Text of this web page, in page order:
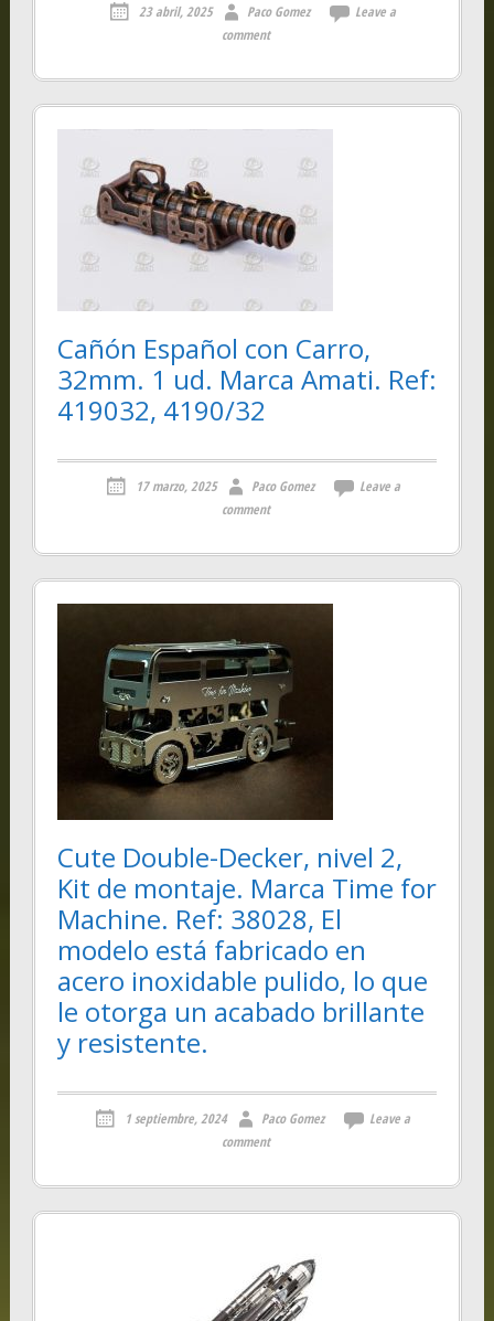
23 abril, 2025 Paco Gomez
Leave a
comment
Cañón Español con Carro,
32mm. 1 ud. Marca Amati. Ref:
419032, 4190/32
17 marzo, 2025 Paco Gomez
Leave a
comment
Cute Double-Decker, nivel 2,
Kit de montaje. Marca Time for
Machine. Ref: 38028, El
modelo está fabricado en
acero inoxidable pulido, lo que
le otorga un acabado brillante
y resistente.
1 septiembre, 2024 Paco Gomez
Leave a
comment